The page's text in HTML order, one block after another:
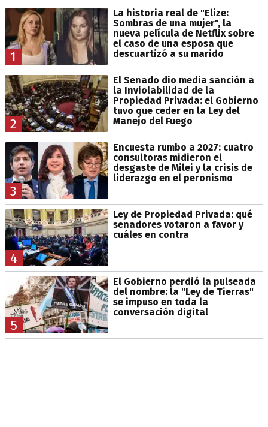
1
La historia real de "Elize:
Sombras de una mujer", la
nueva película de Netflix sobre
el caso de una esposa que
descuartizó a su marido
2
El Senado dio media sanción a
la Inviolabilidad de la
Propiedad Privada: el Gobierno
tuvo que ceder en la Ley del
Manejo del Fuego
3
Encuesta rumbo a 2027: cuatro
consultoras midieron el
desgaste de Milei y la crisis de
liderazgo en el peronismo
4
Ley de Propiedad Privada: qué
senadores votaron a favor y
cuáles en contra
5
El Gobierno perdió la pulseada
del nombre: la "Ley de Tierras"
se impuso en toda la
conversación digital